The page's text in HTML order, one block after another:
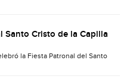
Santo Cristo de la Capilla
la Fiesta Patronal del Santo